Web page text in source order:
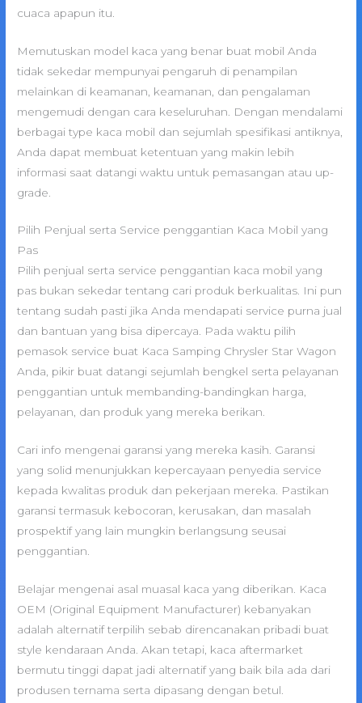
cuaca apapun itu.
Memutuskan model kaca yang benar buat mobil Anda
tidak sekedar mempunyai pengaruh di penampilan
melainkan di keamanan, keamanan, dan pengalaman
mengemudi dengan cara keseluruhan. Dengan mendalami
berbagai type kaca mobil dan sejumlah spesifikasi antiknya,
Anda dapat membuat ketentuan yang makin lebih
informasi saat datangi waktu untuk pemasangan atau up-
grade.
Pilih Penjual serta Service penggantian Kaca Mobil yang
Pas
Pilih penjual serta service penggantian kaca mobil yang
pas bukan sekedar tentang cari produk berkualitas. Ini pun
tentang sudah pasti jika Anda mendapati service purna jual
dan bantuan yang bisa dipercaya. Pada waktu pilih
pemasok service buat Kaca Samping Chrysler Star Wagon
Anda, pikir buat datangi sejumlah bengkel serta pelayanan
penggantian untuk membanding-bandingkan harga,
pelayanan, dan produk yang mereka berikan.
Cari info mengenai garansi yang mereka kasih. Garansi
yang solid menunjukkan kepercayaan penyedia service
kepada kwalitas produk dan pekerjaan mereka. Pastikan
garansi termasuk kebocoran, kerusakan, dan masalah
prospektif yang lain mungkin berlangsung seusai
penggantian.
Belajar mengenai asal muasal kaca yang diberikan. Kaca
OEM (Original Equipment Manufacturer) kebanyakan
adalah alternatif terpilih sebab direncanakan pribadi buat
style kendaraan Anda. Akan tetapi, kaca aftermarket
bermutu tinggi dapat jadi alternatif yang baik bila ada dari
produsen ternama serta dipasang dengan betul.